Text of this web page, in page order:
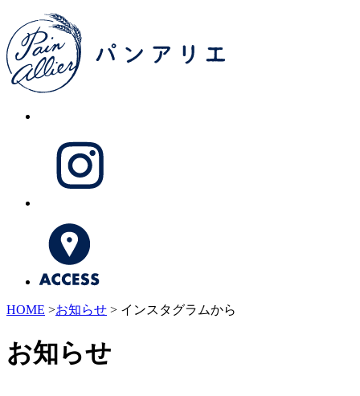
HOME >お知らせ > インスタグラムから
お知らせ